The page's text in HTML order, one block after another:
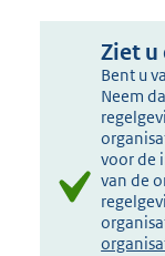
Ziet u
Bent u
Neem
voor de
van de